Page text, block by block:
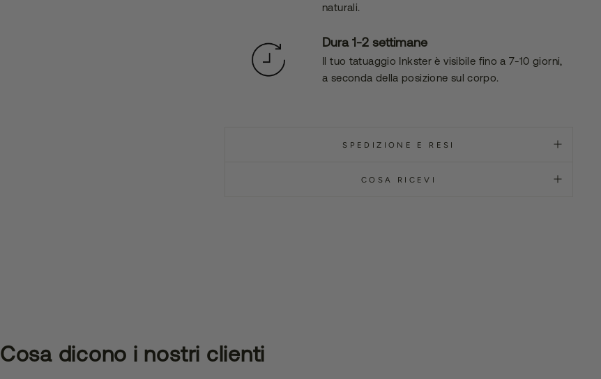
naturali.
Dura 1-2 settimane
Il tuo tatuaggio Inkster è visibile fino a 7-10 giorni,
a seconda della posizione sul corpo.
SPEDIZIONE E RESI
COSA RICEVI
Cosa dicono i nostri clienti